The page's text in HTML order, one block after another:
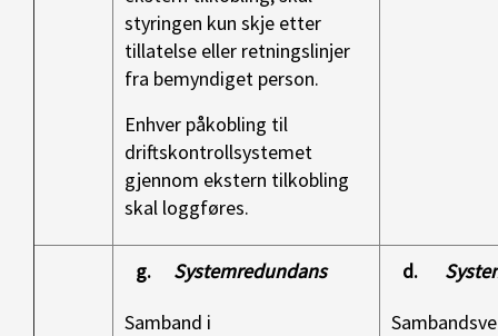
styringen kun skje etter
tillatelse eller retningslinjer
fra bemyndiget person.
Enhver påkobling til
driftskontrollsystemet
gjennom ekstern tilkobling
skal loggføres.
g.
Systemredundans
Samband i
d.